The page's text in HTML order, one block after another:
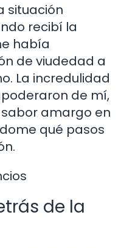
situación
recibí la
había
de viudedad a
La incredulidad
de mí,
amargo en
qué pasos
de la